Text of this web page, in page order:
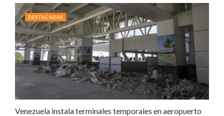
Venezuela instala terminales temporales en aeropuerto
DESTACADAS